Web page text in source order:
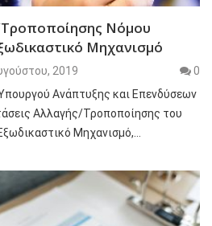
Νόμου
Μηχανισμό
2019
0
Ανάπτυξης και Επενδύσεων
Αλλαγής/Τροποποίησης του
Μηχανισμό,…